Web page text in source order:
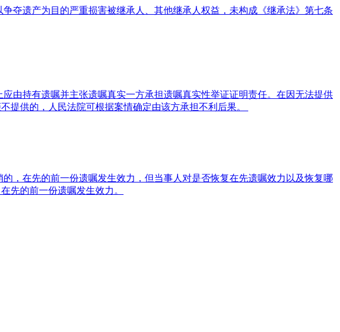
夺遗产为目的严重损害被继承人、其他继承人权益，未构成《继承法》第七条
由持有遗嘱并主张遗嘱真实一方承担遗嘱真实性举证证明责任。在因无法提供
提供的，人民法院可根据案情确定由该方承担不利后果。
，在先的前一份遗嘱发生效力，但当事人对是否恢复在先遗嘱效力以及恢复哪
先的前一份遗嘱发生效力。